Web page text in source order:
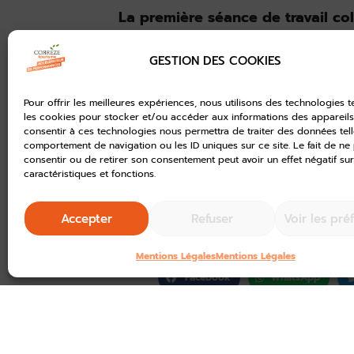
GESTION DES COOKIES
Pour offrir les meilleures expériences, nous utilisons des technologies
les cookies pour stocker et/ou accéder aux informations des
consentir à ces technologies nous permettra de traiter des données
comportement de navigation ou les ID uniques sur ce site. Le fait de ne
consentir ou de retirer son consentement peut avoir un effet négatif
caractéristiques et fonctions.
Accepter Refuser Voir les
Mentions LégalesMentions Légales
La première séance de travail
novembre avec l’ensemble de
définition de la RSE, faire un
(et à valoriser) et identifier les
quotidien.
Cette démarche s’inscrit dans
de Tourisme de Brive, Haute-
avec les OT
engagés pourront
commun
plutôt qu’à l’échelle
Facebook WhatsApp